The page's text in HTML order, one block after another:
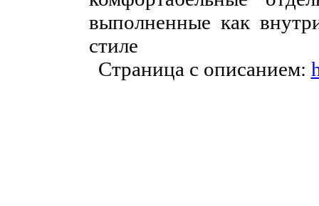
выполненные как
стиле
Страница с описанием: